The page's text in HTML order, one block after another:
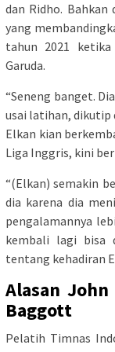
dan Ridho. Bahkan
yang
tahun 2021 ketika
Garuda.
“Seneng banget.
usai latihan, dikutip
Elkan kian
Liga Inggris, kini
“(Elkan) semakin
dia karena dia
pengalamannya
kembali lagi bisa
tentang kehadiran
Alasan
Baggott
Pelatih Timnas